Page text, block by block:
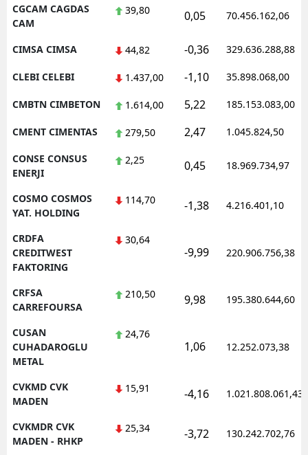
CGCAM CAGDAS
CAM
39,80 0,05 70.456.162,06
CIMSA CIMSA 44,82 -0,36 329.636.288,88
CLEBI CELEBI 1.437,00 -1,10 35.898.068,00
CMBTN CIMBETON 1.614,00 5,22 185.153.083,00
CMENT CIMENTAS 279,50 2,47 1.045.824,50
CONSE CONSUS
ENERJI
2,25 0,45 18.969.734,97
COSMO COSMOS
YAT. HOLDING
114,70 -1,38 4.216.401,10
CRDFA
CREDITWEST
FAKTORING
30,64
-9,99 220.906.756,38
CRFSA
CARREFOURSA
210,50 9,98 195.380.644,60
CUSAN
CUHADAROGLU
METAL
24,76
1,06 12.252.073,38
CVKMD CVK
MADEN
15,91 -4,16 1.021.808.061,43
CVKMDR CVK
MADEN - RHKP
25,34 -3,72 130.242.702,76